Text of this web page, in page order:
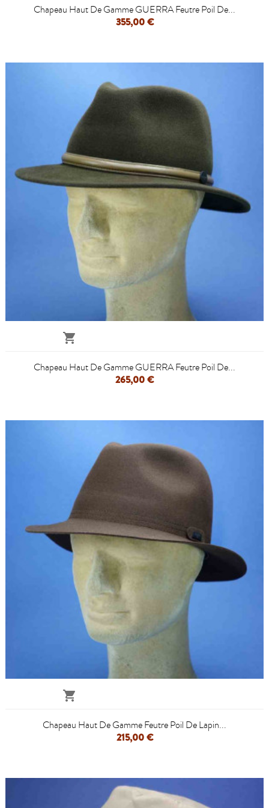
Chapeau Haut De Gamme GUERRA Feutre Poil De...
355,00 €

Chapeau Haut De Gamme GUERRA Feutre Poil De...
265,00 €

Chapeau Haut De Gamme Feutre Poil De Lapin...
215,00 €